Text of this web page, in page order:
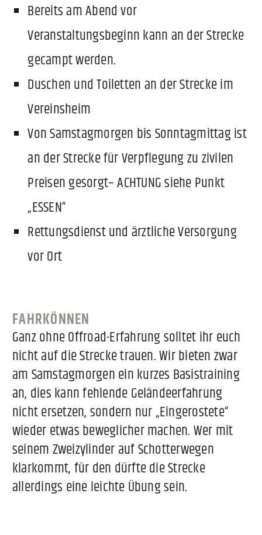
Bereits am Abend vor
Veranstaltungsbeginn kann an der Strecke
gecampt werden.
Duschen und Toiletten an der Strecke im
Vereinsheim
Von Samstagmorgen bis Sonntagmittag ist
an der Strecke für Verpflegung zu zivilen
Preisen gesorgt– ACHTUNG siehe Punkt
„ESSEN“
Rettungsdienst und ärztliche Versorgung
vor Ort
FAHRKÖNNEN
Ganz ohne Offroad-Erfahrung solltet ihr euch
nicht auf die Strecke trauen. Wir bieten zwar
am Samstagmorgen ein kurzes Basistraining
an, dies kann fehlende Geländeerfahrung
nicht ersetzen, sondern nur „Eingerostete“
wieder etwas beweglicher machen. Wer mit
seinem Zweizylinder auf Schotterwegen
klarkommt, für den dürfte die Strecke
allerdings eine leichte Übung sein.